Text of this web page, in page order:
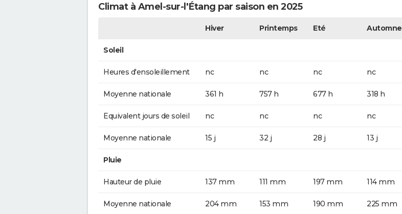
Climat à Amel-sur-l'Étang par saison en 2025
Hiver Printemps Eté Automne
Soleil
Heures d'ensoleillement nc nc nc nc
Moyenne nationale 361 h 757 h 677 h 318 h
Equivalent jours de soleil nc nc nc nc
Moyenne nationale 15 j 32 j 28 j 13 j
Pluie
Hauteur de pluie 137 mm 111 mm 197 mm 114 mm
Moyenne nationale 204 mm 153 mm 190 mm 225 mm